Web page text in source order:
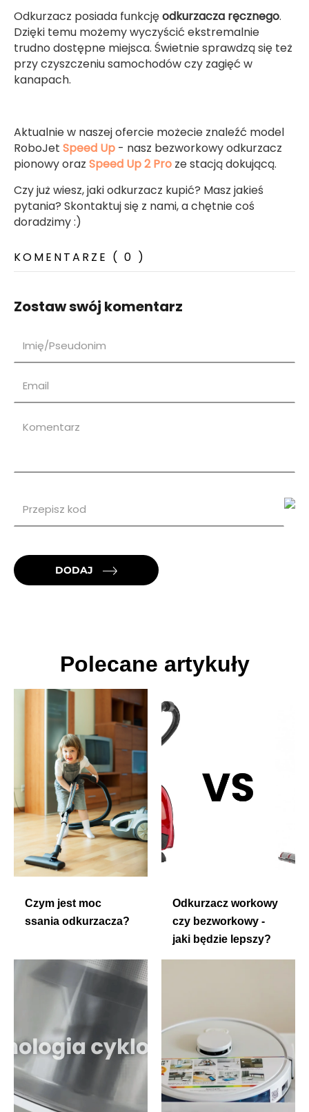
Odkurzacz posiada funkcjęodkurzacza ręcznego.
Dzięki temu możemy wyczyścić ekstremalnie
trudno dostępne miejsca. Świetnie sprawdzą się też
przy czyszczeniu samochodów czy zagięć w
kanapach.
Aktualnie w naszej ofercie możecie znaleźć model
RoboJet Speed Up - nasz bezworkowy odkurzacz
pionowy oraz Speed Up 2 Pro ze stacją dokującą.
Czy już wiesz, jaki odkurzacz kupić? Masz jakieś
pytania? Skontaktuj się z nami, a chętnie coś
doradzimy :)
KOMENTARZE ( 0 )
Zostaw swój komentarz
DODAJ
Polecane artykuły
Czym jest moc
ssania odkurzacza?
Odkurzacz workowy
czy bezworkowy -
jaki będzie lepszy?